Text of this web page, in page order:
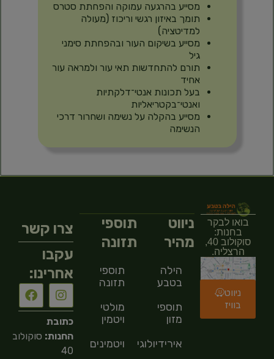
מסייע בהרגעה עמוקה והפחתת סטרס
תומך באיזון רגשי וריכוז (מעולה
למדיטציה)
מסייע בשיקום העור ובהפחתת סימני
גיל
תורם להתחדשות תאי עור ולמראה עור
אחיד
בעל תכונות אנטי־דלקתיות
ואנטי־בקטריאליות
מסייע בהקלה על נשימה ושחרור דרכי
הנשימה
בואו לבקר
בחנות:
סוקולוב 40,
הרצליה.
ניווט
בוויז
ניווט
מהיר
הילה
בטבע
תוספי
מזון
אירידיולוגיה
תוספי
תזונה
תוספי
תזונה
מולטי
ויטמין
ויטמינים
צרו קשר
עקבו
אחרינו:
כתובת
החנות: סוקולוב
40